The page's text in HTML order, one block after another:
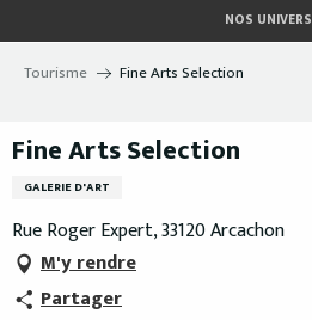
au
contenu
NOS UNIVERS
Tourisme Fine Arts Selection
Fine Arts Selection
GALERIE D'ART
Rue Roger Expert, 33120 Arcachon
M'y rendre
Partager